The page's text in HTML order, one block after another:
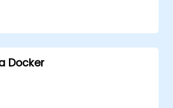
proceso de integración
aplicaciones Docker.
aplicaciones Docker con los
Docker